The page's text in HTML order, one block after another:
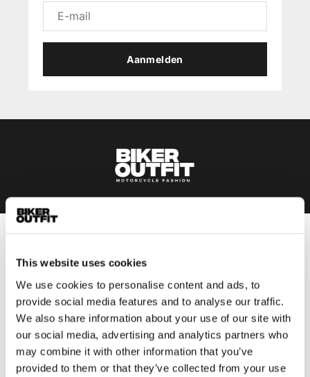
This website uses cookies
We use cookies to personalise content and ads, to
provide social media features and to analyse our traffic.
We also share information about your use of our site with
our social media, advertising and analytics partners who
may combine it with other information that you’ve
provided to them or that they’ve collected from your use
Aanmelden
Motorkleding heren
Motorjas heren
Motorbroek heren
Motorpak heren
Motorjeans heren
Motorhoodie heren